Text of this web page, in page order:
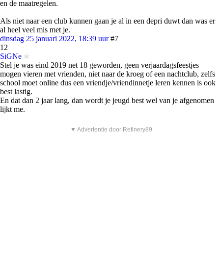
en de maatregelen.
Als niet naar een club kunnen gaan je al in een depri duwt dan was er
al heel veel mis met je.
dinsdag 25 januari 2022, 18:39 uur #7
12
SiGNe
Stel je was eind 2019 net 18 geworden, geen verjaardagsfeestjes
mogen vieren met vrienden, niet naar de kroeg of een nachtclub, zelfs
school moet online dus een vriendje/vriendinnetje leren kennen is ook
best lastig.
En dat dan 2 jaar lang, dan wordt je jeugd best wel van je afgenomen
lijkt me.
▼ Advertentie door Refinery89